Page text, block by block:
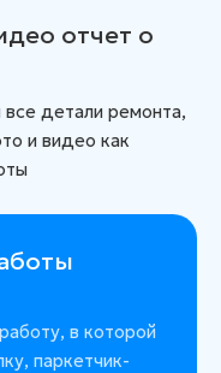
отчет о
детали ремонта,
и видео как
в которой
паркетчик-